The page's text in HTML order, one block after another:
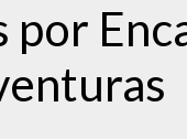
por